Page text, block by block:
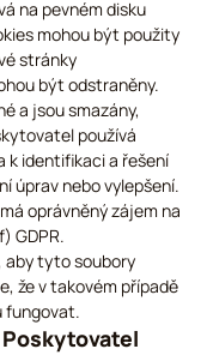
na pevném disku
mohou být použity
stránky
být odstraněny.
a jsou smazány,
používá
k identifikaci a řešení
úprav nebo vylepšení.
oprávněný zájem na
GDPR.
aby tyto soubory
že v takovém případě
fungovat.